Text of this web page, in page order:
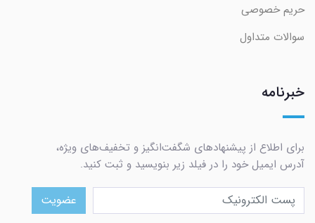
حریم خصوصی
سوالات متداول
خبرنامه
برای اطلاع از پیشنهادهای شگفت‌انگیز و تخفیف‌های ویژه،
آدرس ایمیل خود را در فیلد زیر بنویسید و ثبت کنید.
عضویت